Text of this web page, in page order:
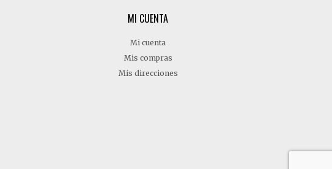
MI CUENTA
Mi cuenta
Mis compras
Mis direcciones